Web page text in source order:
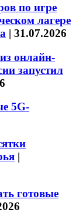
по игре
лагере
| 31.07.2026
онлайн-
запустил
5G-
|
готовые